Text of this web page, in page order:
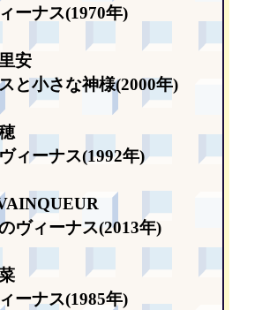
ーナス(1970年)
安
と小さな神様(2000年)
ィーナス(1992年)
ヴィーナス(2013年)
ーナス(1985年)